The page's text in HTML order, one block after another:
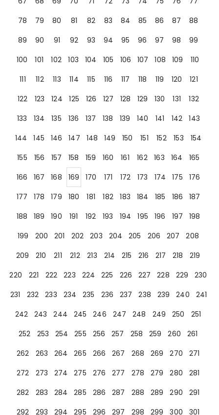
78
79 80 81 82 83 84 85 86 87
88
89
90 91 92 93 94 95 96 97 98
99
100
101 102 103 104 105 106 107 108 109
110
111
112 113 114 115 116 117 118 119 120
121
122
123 124 125 126 127 128 129 130 131
132
133
134 135 136 137 138 139 140 141 142
143
144
145 146 147 148 149 150 151 152 153
154
155
156 157 158 159 160 161 162 163 164
165
166
167 168 169 170 171 172 173 174 175
176
177
178 179 180 181 182 183 184 185 186
187
188
189 190 191 192 193 194 195 196 197
198
199
200 201 202 203 204 205 206 207
208
209
210 211 212 213 214 215 216 217 218
219
220
221 222 223 224 225 226 227 228 229
230
231
232 233 234 235 236 237 238 239 240
241
242
243 244 245 246 247 248 249 250
251
252
253 254 255 256 257 258 259 260
261
262
263 264 265 266 267 268 269 270
271
272
273 274 275 276 277 278 279 280
281
282
283 284 285 286 287 288 289 290
291
292
293 294 295 296 297 298 299 300 301